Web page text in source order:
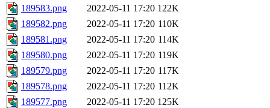
189583.png
2022-05-11 17:20 122K
189582.png
2022-05-11 17:20 110K
189581.png
2022-05-11 17:20 114K
189580.png
2022-05-11 17:20 119K
189579.png
2022-05-11 17:20 117K
189578.png
2022-05-11 17:20 112K
189577.png
2022-05-11 17:20 125K